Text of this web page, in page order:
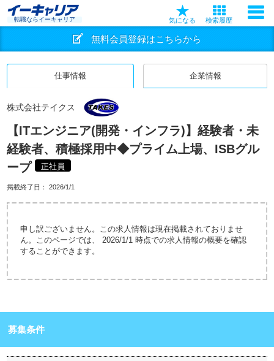
転職ならイーキャリア 気になる 検索履歴
無料会員登録はこちらから
仕事情報 企業情報
株式会社テイクス
【ITエンジニア(開発・インフラ)】経験者・未
経験者、積極採用中◆プライム上場、ISBグル
ープ
正社員
掲載終了日： 2026/1/1
申し訳ございません。この求人情報は現在掲載されておりませ
ん。このページでは、 2026/1/1 時点での求人情報の概要を確認
することができます。
募集条件